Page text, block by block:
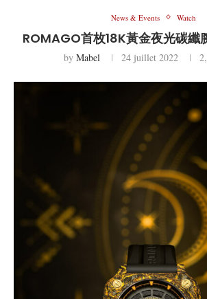
News & Events Watch
ROMAGO首枚18K黃金夜光碳纖
by Mabel 24 juillet 2022